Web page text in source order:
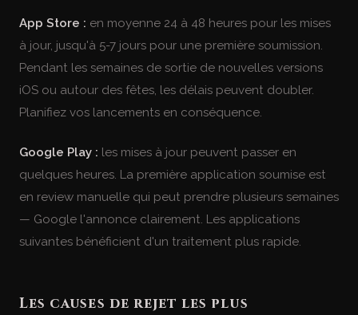
App Store : en moyenne 24 à 48 heures pour les mises
à jour, jusqu'à 5-7 jours pour une première soumission.
Pendant les semaines de sortie de nouvelles versions
iOS ou autour des fêtes, les délais peuvent doubler.
Planifiez vos lancements en conséquence.
Google Play : les mises à jour peuvent passer en
quelques heures. La première application soumise est
en review manuelle qui peut prendre plusieurs semaines
— Google l'annonce clairement. Les applications
suivantes bénéficient d'un traitement plus rapide.
Les causes de rejet les plus